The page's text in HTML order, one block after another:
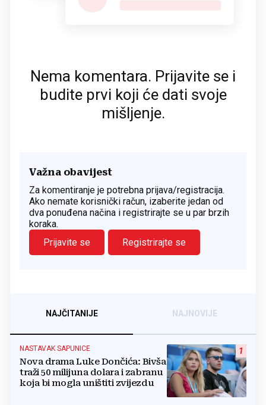
Nema komentara. Prijavite se i
budite prvi koji će dati svoje
mišljenje.
Važna obavijest
Za komentiranje je potrebna prijava/registracija.
Ako nemate korisnički račun, izaberite jedan od
dva ponuđena načina i registrirajte se u par brzih
koraka.
Prijavite se
Registrirajte se
NAJČITANIJE NAJNOVIJE
1
NASTAVAK SAPUNICE
Nova drama Luke Dončića: Bivša
traži 50 milijuna dolara i zabranu
koja bi mogla uništiti zvijezdu